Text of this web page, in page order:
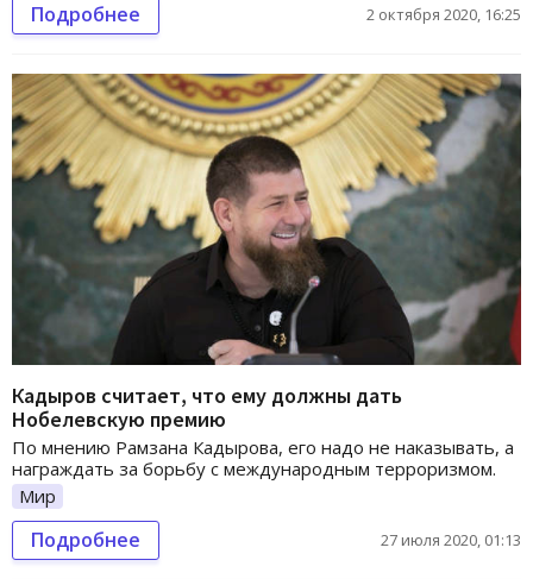
Подробнее 2 октября 2020, 16:25
Кадыров считает, что ему должны дать
Нобелевскую премию
По мнению Рамзана Кадырова, его надо не наказывать, а
награждать за борьбу с международным терроризмом.
Мир
Подробнее 27 июля 2020, 01:13